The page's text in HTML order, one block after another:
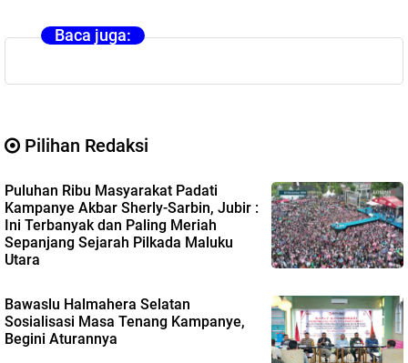
Baca juga:
Pilihan Redaksi
Puluhan Ribu Masyarakat Padati
Kampanye Akbar Sherly-Sarbin, Jubir :
Ini Terbanyak dan Paling Meriah
Sepanjang Sejarah Pilkada Maluku
Utara
Bawaslu Halmahera Selatan
Sosialisasi Masa Tenang Kampanye,
Begini Aturannya